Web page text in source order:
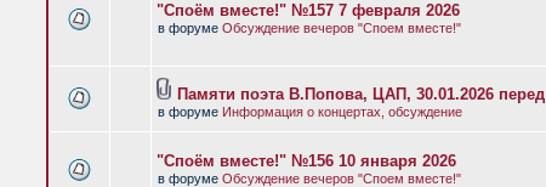
"Споём вместе!" №157 7 февраля 2026
в форуме Обсуждение вечеров "Споем вместе!"
Памяти поэта В.Попова, ЦАП, 30.01.2026
в форуме Информация о концертах, обсуждение
"Споём вместе!" №156 10 января 2026
в форуме Обсуждение вечеров "Споем вместе!"